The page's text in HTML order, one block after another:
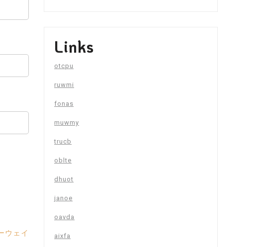
ウェイ
Links
otcpu
ruwmi
fonas
muwmy
trucb
oblte
dhuot
janoe
oavda
aixfa